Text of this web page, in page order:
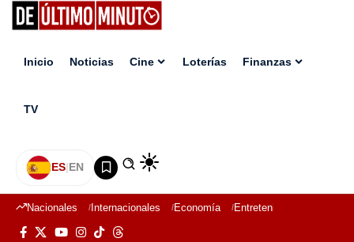
Inicio Noticias Cine Loterías Finanzas
TV
ES|EN
Nacionales Internacionales Economía Entretenimiento